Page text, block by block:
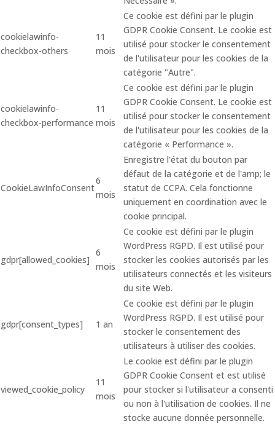
cookielawinfo-
checkbox-others
11
mois
Ce cookie est défini par le plugin
GDPR Cookie Consent. Le cookie est
utilisé pour stocker le consentement
de l'utilisateur pour les cookies de la
catégorie "Autre".
cookielawinfo-
checkbox-performance
11
mois
Ce cookie est défini par le plugin
GDPR Cookie Consent. Le cookie est
utilisé pour stocker le consentement
de l'utilisateur pour les cookies de la
catégorie « Performance ».
CookieLawInfoConsent
6
mois
Enregistre l'état du bouton par
défaut de la catégorie et de l'amp; le
statut de CCPA. Cela fonctionne
uniquement en coordination avec le
cookie principal.
gdpr[allowed_cookies]
6
mois
Ce cookie est défini par le plugin
WordPress RGPD. Il est utilisé pour
stocker les cookies autorisés par les
utilisateurs connectés et les visiteurs
du site Web.
gdpr[consent_types] 1 an
Ce cookie est défini par le plugin
WordPress RGPD. Il est utilisé pour
stocker le consentement des
utilisateurs à utiliser des cookies.
viewed_cookie_policy
11
mois
Le cookie est défini par le plugin
GDPR Cookie Consent et est utilisé
pour stocker si l'utilisateur a consenti
ou non à l'utilisation de cookies. Il ne
stocke aucune donnée personnelle.